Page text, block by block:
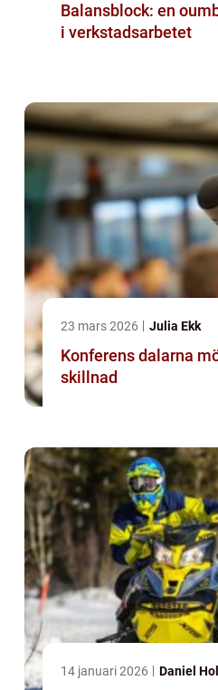
Balansblock: en
i verkstadsarbetet
23 mars 2026 Julia Ekk
Konferens dalarna möten som gör
skillnad
14 januari 2026 Daniel